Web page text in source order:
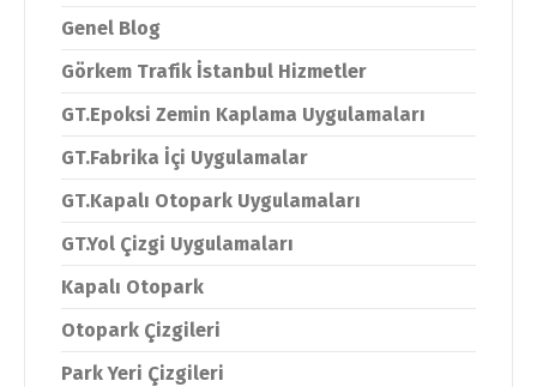
Genel Blog
Görkem Trafik İstanbul Hizmetler
GT.Epoksi Zemin Kaplama Uygulamaları
GT.Fabrika İçi Uygulamalar
GT.Kapalı Otopark Uygulamaları
GT.Yol Çizgi Uygulamaları
Kapalı Otopark
Otopark Çizgileri
Park Yeri Çizgileri